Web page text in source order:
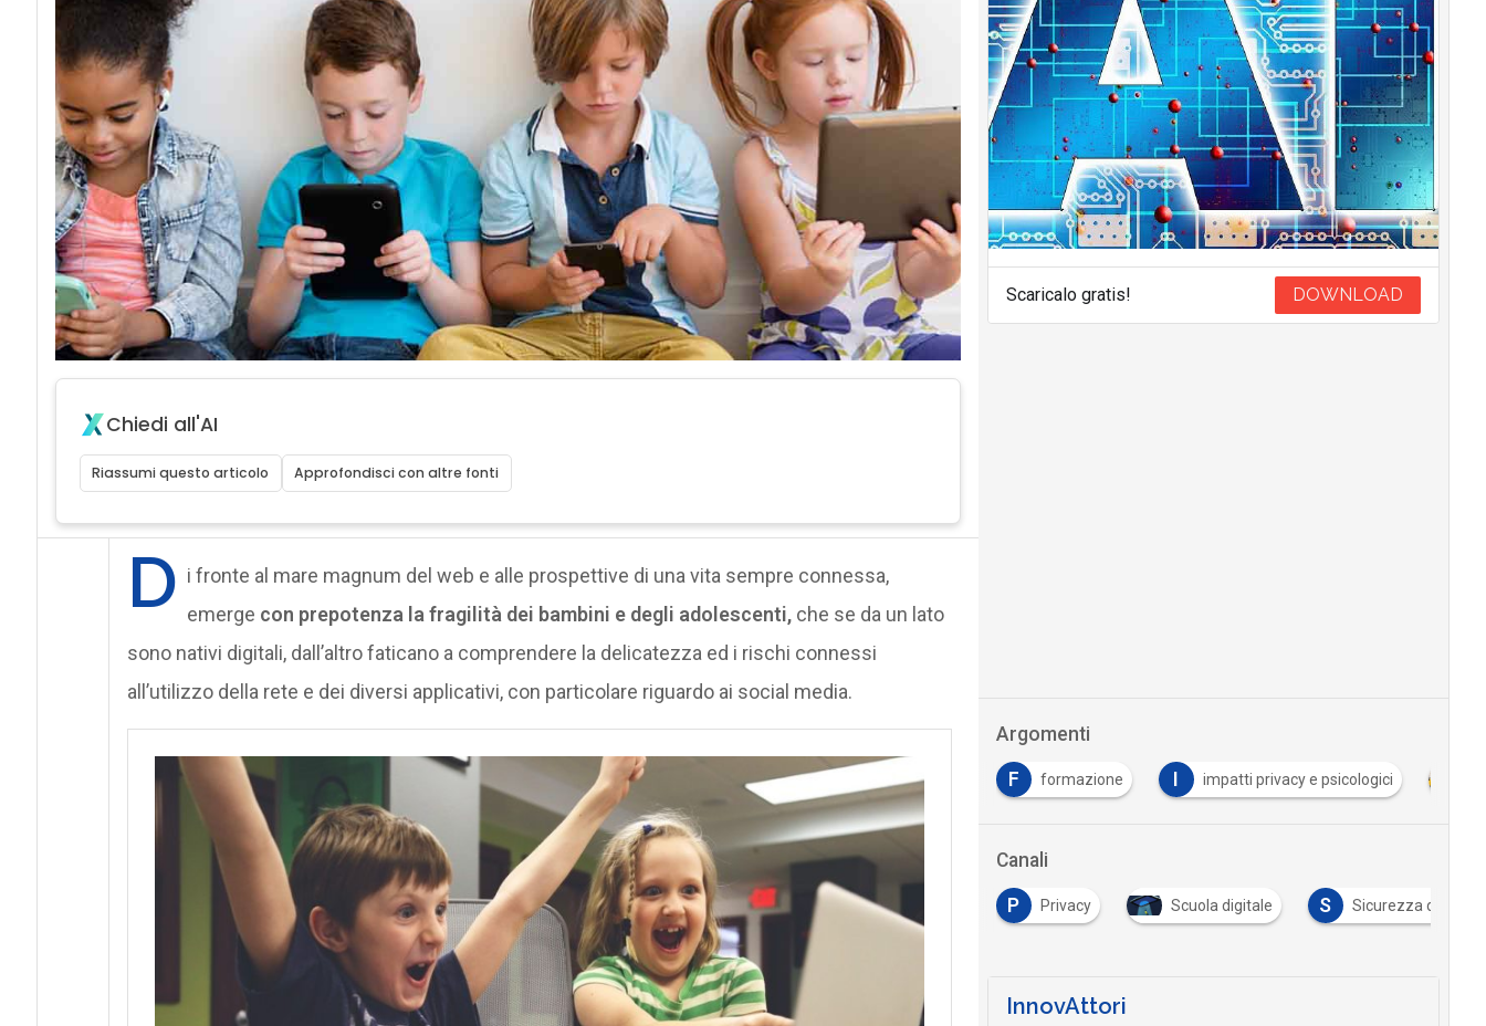
Chiedi all'AI
Riassumi questo articolo Approfondisci con altre fonti
D i fronte al mare magnum del web e alle prospettive di una vita sempre connessa,
emerge con prepotenza la fragilità dei bambini e degli adolescenti,che se da un lato
sono nativi digitali, dall’altro faticano a comprendere la delicatezza ed i rischi connessi
all’utilizzo della rete e dei diversi applicativi, con particolare riguardo ai social media.
Scaricalo gratis! DOWNLOAD
Argomenti
dati personali F formazione impatti privacy e psicologici
Canali
Cultura e società digitali P Privacy Scuola digitale S Sicurezza digitale
InnovAttori